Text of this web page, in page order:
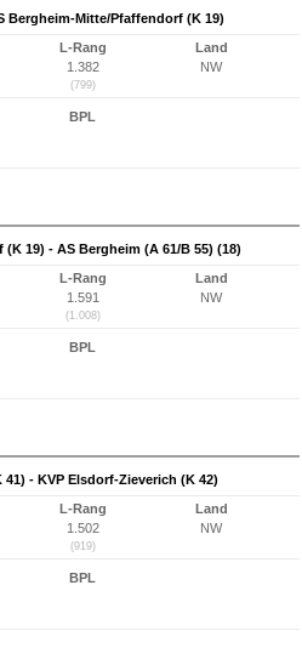
Bergheim-Mitte/Pfaffendorf (K 19)
L-Rang
1.382
(799)
Land
NW
BPL
19) - AS Bergheim (A 61/B 55) (18)
L-Rang
1.591
(1.008)
Land
NW
BPL
- KVP Elsdorf-Zieverich (K 42)
L-Rang
1.502
(919)
Land
NW
BPL